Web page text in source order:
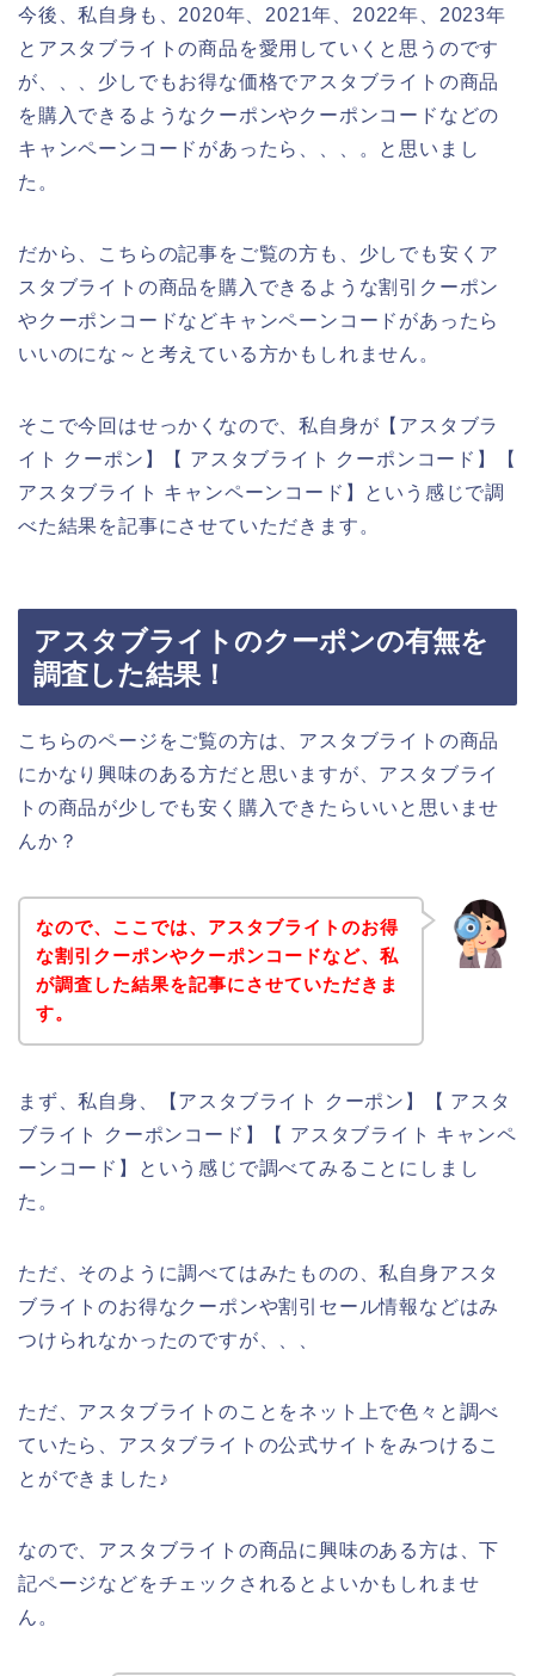
今後、私自身も、2020年、2021年、2022年、2023年
とアスタブライトの商品を愛用していくと思うのです
が、、、少しでもお得な価格でアスタブライトの商品
を購入できるようなクーポンやクーポンコードなどの
キャンペーンコードがあったら、、、。と思いまし
た。
だから、こちらの記事をご覧の方も、少しでも安くア
スタブライトの商品を購入できるような割引クーポン
やクーポンコードなどキャンペーンコードがあったら
いいのにな～と考えている方かもしれません。
そこで今回はせっかくなので、私自身が【アスタブラ
イト クーポン】【 アスタブライト クーポンコード】【
アスタブライト キャンペーンコード】という感じで調
べた結果を記事にさせていただきます。
アスタブライトのクーポンの有無を
調査した結果！
こちらのページをご覧の方は、アスタブライトの商品
にかなり興味のある方だと思いますが、アスタブライ
トの商品が少しでも安く購入できたらいいと思いませ
んか？
なので、ここでは、アスタブライトのお得
な割引クーポンやクーポンコードなど、私
が調査した結果を記事にさせていただきま
す。
まず、私自身、【アスタブライト クーポン】【 アスタ
ブライト クーポンコード】【 アスタブライト キャンペ
ーンコード】という感じで調べてみることにしまし
た。
ただ、そのように調べてはみたものの、私自身アスタ
ブライトのお得なクーポンや割引セール情報などはみ
つけられなかったのですが、、、
ただ、アスタブライトのことをネット上で色々と調べ
ていたら、アスタブライトの公式サイトをみつけるこ
とができました♪
なので、アスタブライトの商品に興味のある方は、下
記ページなどをチェックされるとよいかもしれませ
ん。